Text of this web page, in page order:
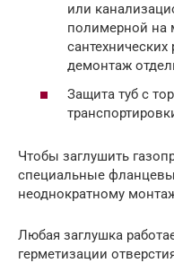
или
полимерной на
демонтаж
Защита туб с
Чтобы заглушить
специальные
неоднократному
Любая заглушка
герметизации